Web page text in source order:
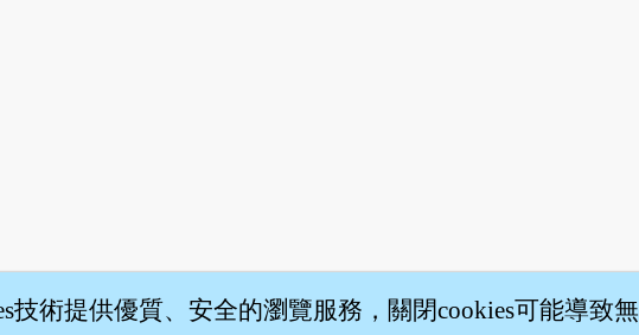
技術提供優質、安全的瀏覽服務，關閉cookies可能導致無